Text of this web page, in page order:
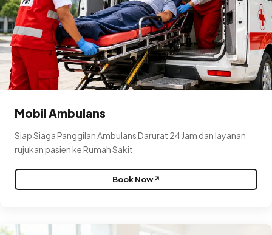
Mobil Ambulans
Siap Siaga Panggilan Ambulans Darurat 24 Jam dan layanan
rujukan pasien ke Rumah Sakit
Book Now↗